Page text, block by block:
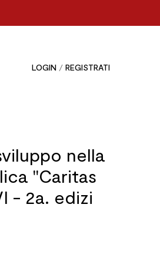
LOGIN / REGISTRATI
nella
"Caritas
- 2a. edizi